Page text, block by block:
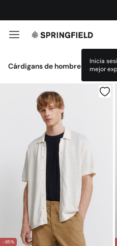
Cárdigans de hombre
-85%